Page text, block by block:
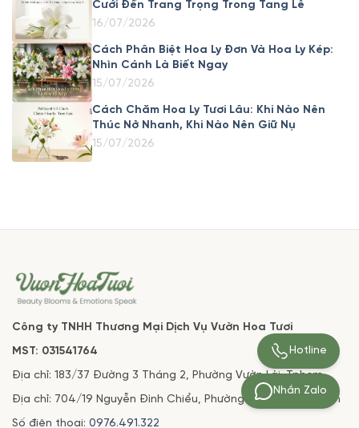
Cưới Đến Trang Trọng Trong Tang Lễ
16/07/2026
Cách Phân Biệt Hoa Ly Đơn Và Hoa Ly Kép:
Nhìn Cánh Là Biết Ngay
15/07/2026
Cách Chăm Hoa Ly Tươi Lâu: Khi Nào Nên
Thúc Nở Nhanh, Khi Nào Nên Giữ Nụ
15/07/2026
Công ty TNHH Thương Mại Dịch Vụ Vườn Hoa Tươi
MST: 031541764
Địa chỉ: 183/37 Đường 3 Tháng 2, Phường Vườn Lài. Tphcm
Địa chỉ: 704/19 Nguyễn Đình Chiểu, Phường 1, Quận 3, Tphcm
Số điện thoại: 0976.491.322
Nhắn Zalo
Hotline